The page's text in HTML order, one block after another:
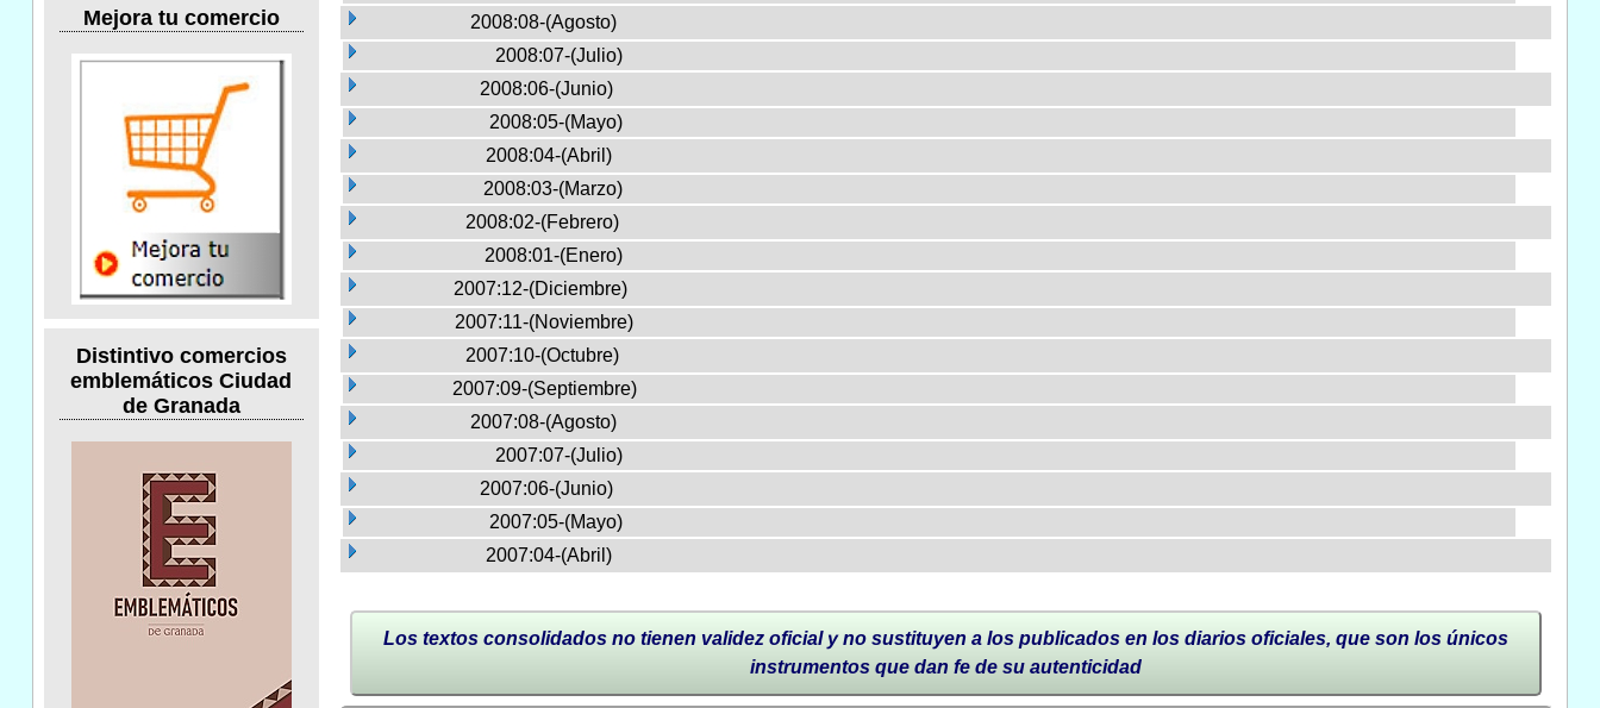
Mejora tu comercio
Distintivo comercios
emblemáticos Ciudad
de Granada
2008:08-(Agosto)
2008:07-(Julio)
2008:06-(Junio)
2008:05-(Mayo)
2008:04-(Abril)
2008:03-(Marzo)
2008:02-(Febrero)
2008:01-(Enero)
2007:12-(Diciembre)
2007:11-(Noviembre)
2007:10-(Octubre)
2007:09-(Septiembre)
2007:08-(Agosto)
2007:07-(Julio)
2007:06-(Junio)
2007:05-(Mayo)
2007:04-(Abril)
Los textos consolidados no tienen validez oficial y no sustituyen a los publicados en los diarios oficiales, que son los únicos
instrumentos que dan fe de su autenticidad